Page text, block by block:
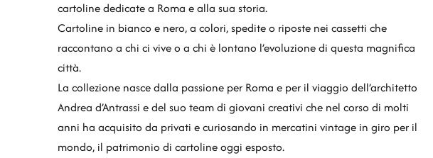
cartoline dedicate a Roma e alla sua storia.
Cartoline in bianco e nero, a colori, spedite o riposte nei cassetti che
raccontano a chi ci vive o a chi è lontano l’evoluzione di questa magnifica
città.
La collezione nasce dalla passione per Roma e per il viaggio dell’architetto
Andrea d’Antrassi e del suo team di giovani creativi che nel corso di molti
anni ha acquisito da privati e curiosando in mercatini vintage in giro per il
mondo, il patrimonio di cartoline oggi esposto.